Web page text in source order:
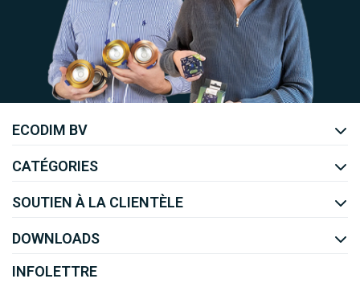
Uw EcoDim team
ECODIM BV
CATÉGORIES
SOUTIEN À LA CLIENTÈLE
DOWNLOADS
INFOLETTRE